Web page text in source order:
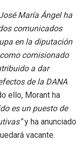
María Ángel ha
comunicados
en la diputación
como comisionado
a dar
de la DANA
ello, Morant ha
es un puesto de
y ha anunciado
vacante.